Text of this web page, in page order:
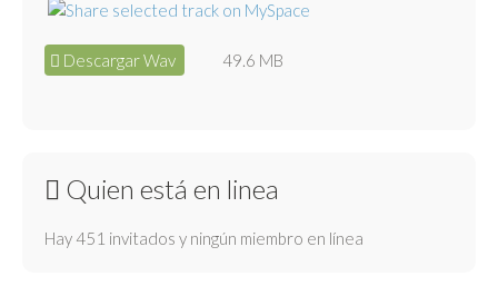
Descargar Wav 49.6 MB
Quien está en linea
Hay 451 invitados y ningún miembro en línea